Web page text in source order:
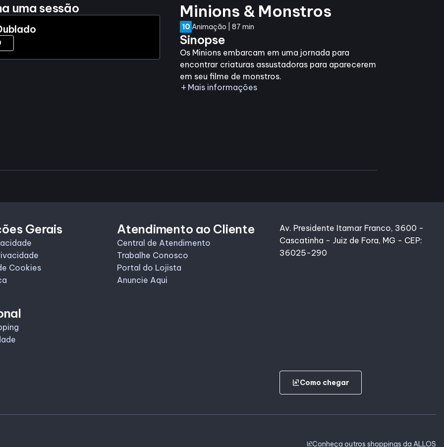
uma sessão Minions & Monstros
10 Animação | 87 min
Sinopse
Os Minions embarcam em uma jornada para
encontrar criaturas assustadoras para aparecerem
em seu filme de monstros.
add Mais informações
Gerais
Cookies
Atendimento ao Cliente
Central de Atendimento
Trabalhe Conosco
Portal do Lojista
Anuncie Aqui
Av. Presidente Itamar Franco, 3600 -
Cascatinha - Juiz de Fora, MG - CEP:
36025-290
ungroupComo chegar
ungroupConheça outros shoppings da ALLOS